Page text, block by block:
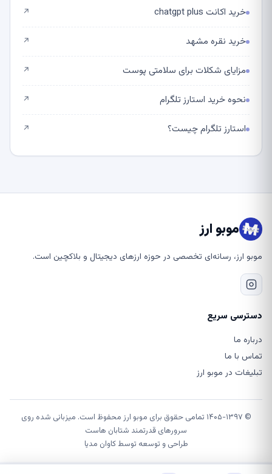
خرید اکانت chatgpt plus ↗
خرید نقره مشهد ↗
مزایای شکلات برای سلامتی پوست ↗
نحوه خرید استارز تلگرام ↗
استارز تلگرام چیست؟ ↗
موبو ارز
موبو ارز، رسانه‌ای تخصصی در حوزه ارزهای دیجیتال و بلاکچین است.
دسترسی سریع
درباره ما
تماس با ما
تبلیغات در موبو ارز
© ۱۴۰۵-۱۳۹۷ تمامی حقوق برای موبو ارز محفوظ است. میزبانی شده روی
سرورهای قدرتمند شتابان هاست
طراحی و توسعه توسطکاوان مدیا